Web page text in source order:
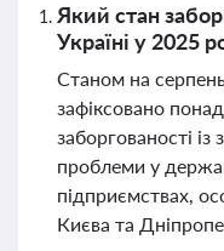
Який стан
Україні у 2025
Станом на
зафіксовано
заборгованості
проблеми у
підприємствах,
Києва та